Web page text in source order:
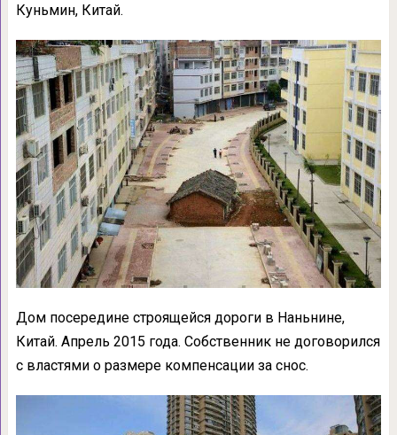
Куньмин, Китай.
Дом посередине строящейся дороги в Наньнине,
Китай. Апрель 2015 года. Собственник не договорился
с властями о размере компенсации за снос.